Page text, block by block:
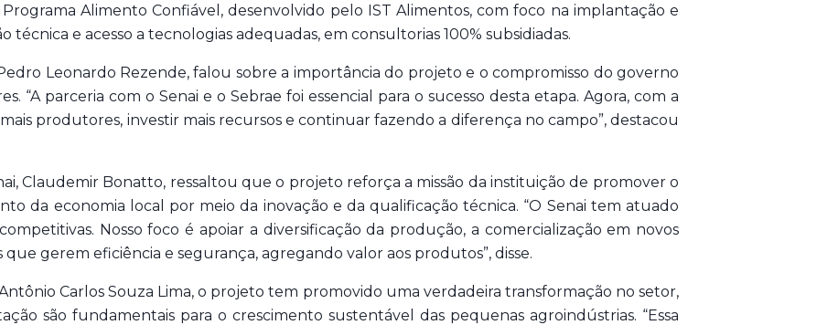
Alimento Confiável, desenvolvido pelo IST Alimentos, com foco na implantação e
técnica e acesso a tecnologias adequadas, em consultorias 100% subsidiadas.
Leonardo Rezende, falou sobre a importância do projeto e o compromisso do governo
“A parceria com o Senai e o Sebrae foi essencial para o sucesso desta etapa. Agora, com a
produtores, investir mais recursos e continuar fazendo a diferença no campo”, destacou
Claudemir Bonatto, ressaltou que o projeto reforça a missão da instituição de promover o
da economia local por meio da inovação e da qualificação técnica. “O Senai tem atuado
Nosso foco é apoiar a diversificação da produção, a comercialização em novos
gerem eficiência e segurança, agregando valor aos produtos”, disse.
Carlos Souza Lima, o projeto tem promovido uma verdadeira transformação no setor,
são fundamentais para o crescimento sustentável das pequenas agroindústrias. “Essa